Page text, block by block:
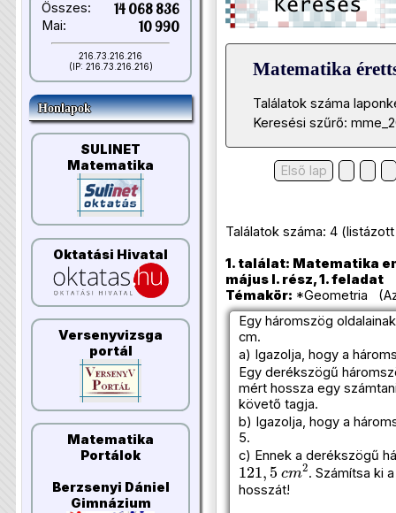
Összes: 14 068 836
Mai: 10 990
216.73.216.216
(IP: 216.73.216.216)
Honlapok
SULINET
Matematika
Oktatási Hivatal
Versenyvizsga
portál
Matematika
Portálok
Berzsenyi Dániel
Gimnázium
Matematika
Találatok száma
Keresési szűrő:
Első lap
Találatok száma: 4
1. találat: Matematika
május I. rész, 1. feladat
Témakör: *Geometria
Egy háromszög
cm.
a) Igazolja, hogy a
Egy derékszögű
mért hossza egy
követő tagja.
b) Igazolja, hogy a
5.
c) Ennek a derékszögű
121,5 cm2
. Számítsa ki
hosszát!